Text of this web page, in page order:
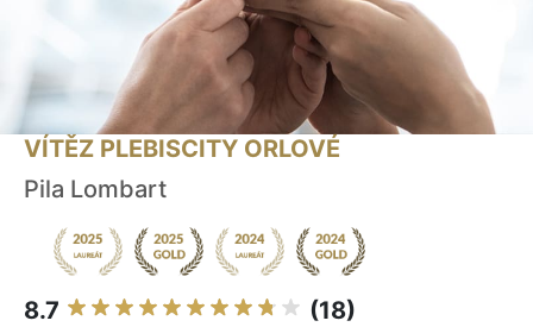
VÍTĚZ PLEBISCITY ORLOVÉ
Pila Lombart
8.7 (18)